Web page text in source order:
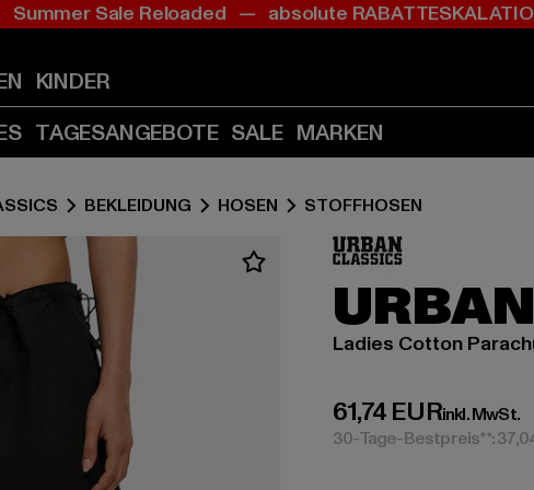
Zum
(Enter
drücken)
Zum
(Enter
drücken)
Sale Reloaded — absolute
KINDER
TAGESANGEBOTE SALE MARKEN
BEKLEIDUNG HOSEN STOFFHOSEN
Ladies Cotton
61,74 EUR
Derzeitiger Preis:
inkl. MwSt.
30-Tage-Bestpreis**: